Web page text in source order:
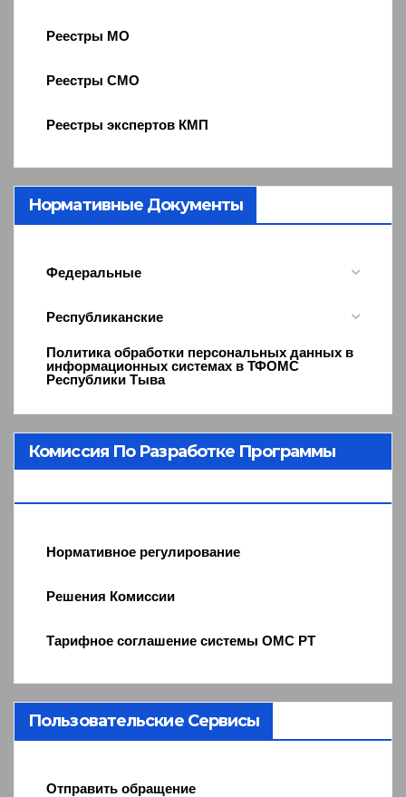
Реестры МО
Реестры СМО
Реестры экспертов КМП
Нормативные Документы
Федеральные
Республиканские
Политика обработки персональных данных в
информационных системах в ТФОМС
Республики Тыва
Комиссия По Разработке Программы
Нормативное регулирование
Решения Комиссии
Тарифное соглашение системы ОМС РТ
Пользовательские Сервисы
Отправить обращение